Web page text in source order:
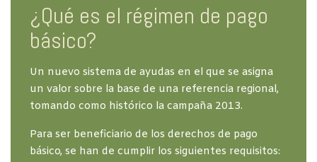
¿Qué es el régimen de pago
básico?
Un nuevo sistema de ayudas en el que se asigna
un valor sobre la base de una referencia regional,
tomando como histórico la campaña 2013.
Para ser beneficiario de los derechos de pago
básico, se han de cumplir los siguientes requisitos: